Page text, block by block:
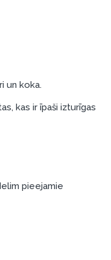
un koka.
kas ir īpaši izturīgas
pieejamie